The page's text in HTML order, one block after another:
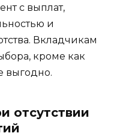
с выплат,
и
Вкладчикам
кроме как
выгодно.
отсутствии